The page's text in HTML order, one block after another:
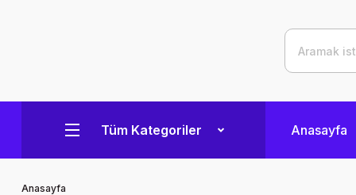
Tüm Kategoriler Anasayfa
Anasayfa